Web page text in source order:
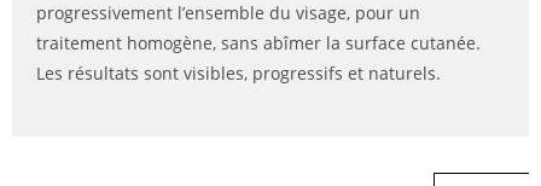
progressivement l’ensemble du visage, pour un
traitement homogène, sans abîmer la surface cutanée.
Les résultats sont visibles, progressifs et naturels.